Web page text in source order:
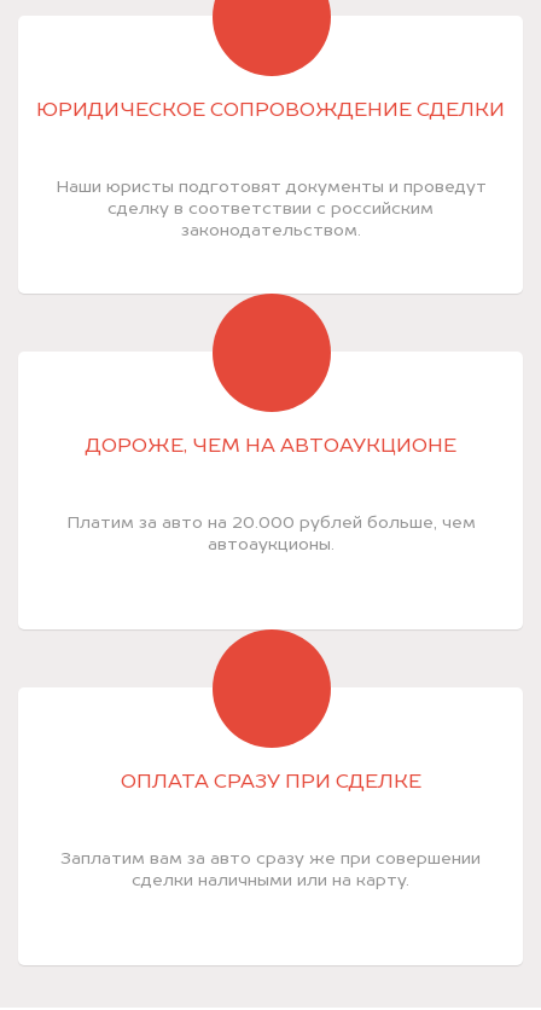
ЮРИДИЧЕСКОЕ СОПРОВОЖДЕНИЕ СДЕЛКИ
Наши юристы подготовят документы и проведут
сделку в соответствии с российским
законодательством.
ДОРОЖЕ, ЧЕМ НА АВТОАУКЦИОНЕ
Платим за авто на 20.000 рублей больше, чем
автоаукционы.
ОПЛАТА СРАЗУ ПРИ СДЕЛКЕ
Заплатим вам за авто сразу же при совершении
сделки наличными или на карту.